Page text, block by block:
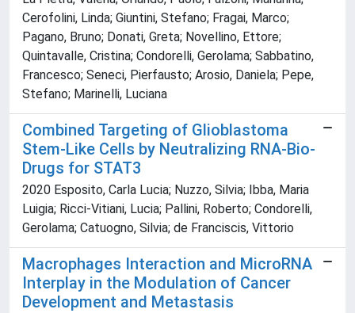
Cerofolini, Linda; Giuntini, Stefano; Fragai, Marco;
Pagano, Bruno; Donati, Greta; Novellino, Ettore;
Quintavalle, Cristina; Condorelli, Gerolama; Sabbatino,
Francesco; Seneci, Pierfausto; Arosio, Daniela; Pepe,
Stefano; Marinelli, Luciana
Combined Targeting of Glioblastoma
Stem-Like Cells by Neutralizing RNA-Bio-
Drugs for STAT3
2020 Esposito, Carla Lucia; Nuzzo, Silvia; Ibba, Maria
Luigia; Ricci-Vitiani, Lucia; Pallini, Roberto; Condorelli,
Gerolama; Catuogno, Silvia; de Franciscis, Vittorio
Macrophages Interaction and MicroRNA
Interplay in the Modulation of Cancer
Development and Metastasis